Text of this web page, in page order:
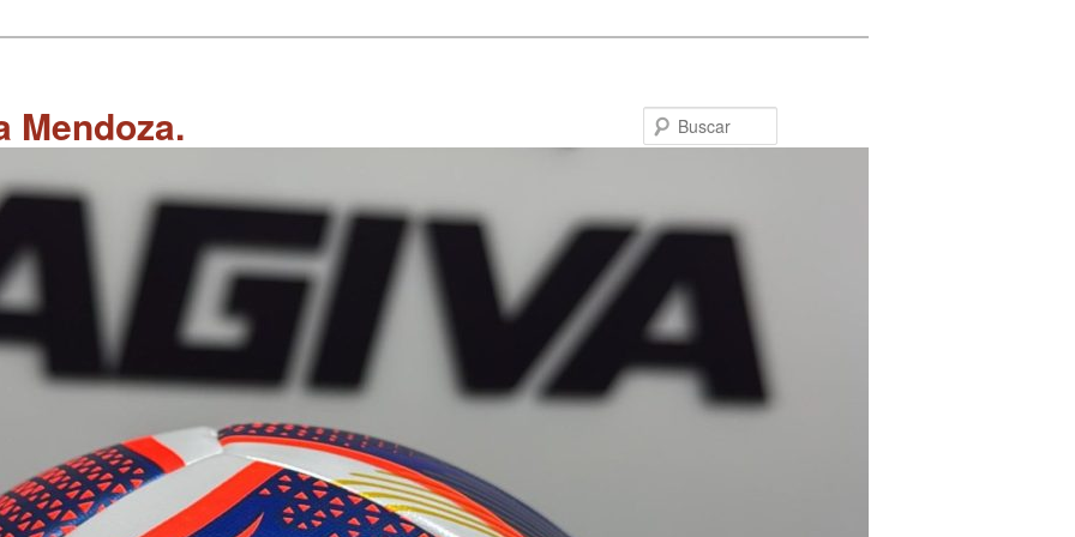
Mendoza.